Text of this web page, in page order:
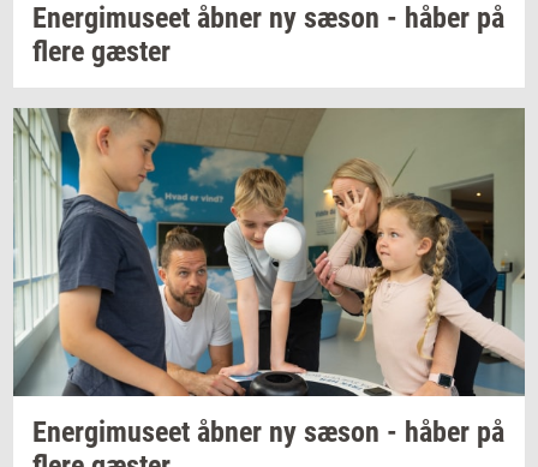
Ener­gi­mu­se­et åbner ny sæson - håber på
flere gæ­ster
Ener­gi­mu­se­et åbner ny sæson - håber på